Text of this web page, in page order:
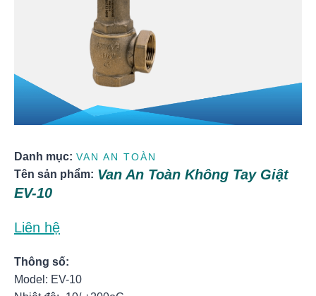
Danh mục: VAN AN TOÀN
Tên sản phẩm: Van An Toàn Không Tay Giật
EV-10
Liên hệ
Thông số:
Model: EV-10